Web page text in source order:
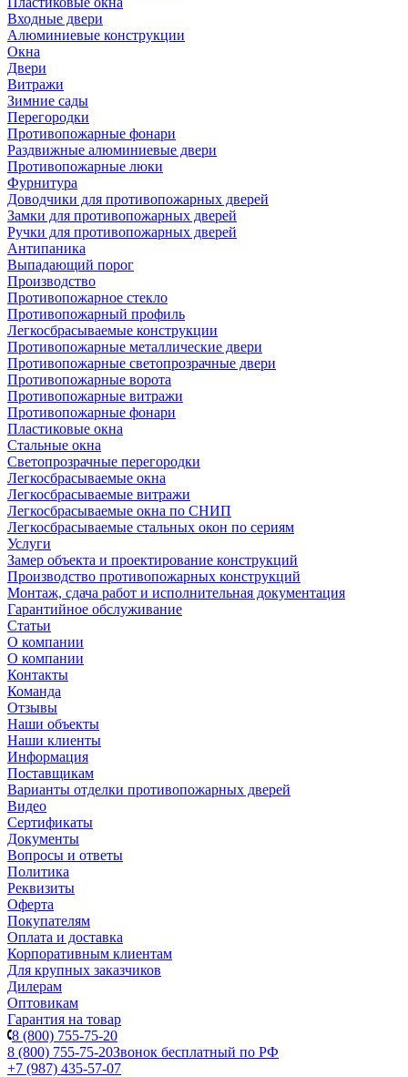
Входные двери
Алюминиевые конструкции
Окна
Двери
Витражи
Зимние сады
Перегородки
Противопожарные фонари
Раздвижные алюминиевые двери
Противопожарные люки
Фурнитура
Доводчики для противопожарных дверей
Замки для противопожарных дверей
Ручки для противопожарных дверей
Антипаника
Выпадающий порог
Производство
Противопожарное стекло
Противопожарный профиль
Легкосбрасываемые конструкции
Противопожарные металлические двери
Противопожарные светопрозрачные двери
Противопожарные ворота
Противопожарные витражи
Противопожарные фонари
Пластиковые окна
Стальные окна
Светопрозрачные перегородки
Легкосбрасываемые окна
Легкосбрасываемые витражи
Легкосбрасываемые окна по СНИП
Легкосбрасываемые стальных окон по сериям
Услуги
Замер объекта и проектирование конструкций
Производство противопожарных конструкций
Монтаж, сдача работ и исполнительная документация
Гарантийное обслуживание
Статьи
О компании
О компании
Контакты
Команда
Отзывы
Наши объекты
Наши клиенты
Информация
Поставщикам
Варианты отделки противопожарных дверей
Видео
Сертификаты
Документы
Вопросы и ответы
Политика
Реквизиты
Оферта
Покупателям
Оплата и доставка
Корпоративным клиентам
Для крупных заказчиков
Дилерам
Оптовикам
Гарантия на товар
8 (800) 755-75-20
8 (800) 755-75-20Звонок бесплатный по РФ
+7 (987) 435-57-07